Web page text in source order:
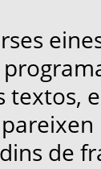
textos,
de